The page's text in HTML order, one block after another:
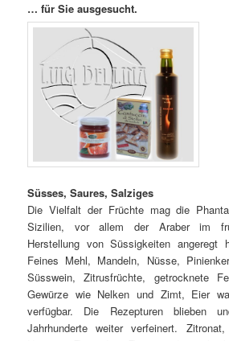
… für Sie ausgesucht.
Süsses, Saures, Salziges
Die Vielfalt der Früchte mag die
Sizilien, vor allem der Araber im
Herstellung von Süssigkeiten angeregt
Feines Mehl, Mandeln, Nüsse,
Süsswein, Zitrusfrüchte, getrocknete
Gewürze wie Nelken und Zimt, Eier
verfügbar. Die Rezepturen blieben
Jahrhunderte weiter verfeinert.